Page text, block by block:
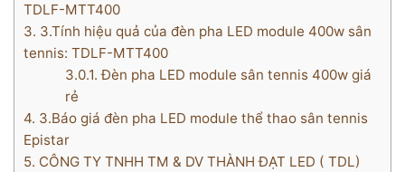
TDLF-MTT400
3. 3.Tính hiệu quả của đèn pha LED module 400w sân
tennis: TDLF-MTT400
3.0.1. Đèn pha LED module sân tennis 400w giá
rẻ
4. 3.Báo giá đèn pha LED module thể thao sân tennis
Epistar
5. CÔNG TY TNHH TM & DV THÀNH ĐẠT LED ( TDL)